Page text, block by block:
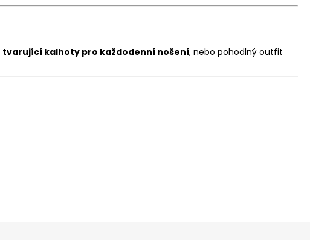
tvarující kalhoty pro každodenní nošení, nebo pohodlný outfit